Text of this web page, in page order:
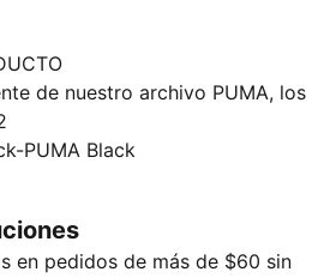
de nuestro archivo PUMA, los
en la década de 1970 como un
Hoy puedes redescubrir
Con una entresuela liviana y
comodidad diaria y un
en uno.
PUMA Black
en pedidos de más de $60 sin